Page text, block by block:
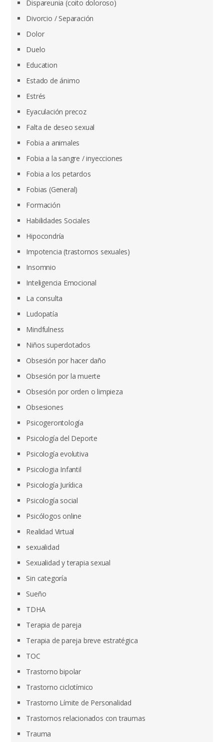
Dispareunia (coito doloroso)
Divorcio / Separación
Dolor
Duelo
Education
Estado de ánimo
Estrés
Eyaculación precoz
Falta de deseo sexual
Fobia a animales
Fobia a la sangre / inyecciones
Fobia a los petardos
Fobias (General)
Formación
Habilidades Sociales
Hipocondría
Impotencia (trastornos sexuales)
Insomnio
Inteligencia Emocional
La consulta
Ludopatía
Mindfulness
Niños superdotados
Obsesión por hacer daño
Obsesión por la muerte
Obsesión por orden o limpieza
Obsesiones
Psicogerontología
Psicología del Deporte
Psicología evolutiva
Psicologia Infantil
Psicología Jurídica
Psicología social
Psicólogos online
Realidad Virtual
sexualidad
Sexualidad y terapia sexual
Sin categoría
Sueño
TDHA
Terapia de pareja
Terapia de pareja breve estratégica
TOC
Trastorno bipolar
Trastorno ciclotímico
Trastorno Límite de Personalidad
Trastornos relacionados con traumas
Trauma